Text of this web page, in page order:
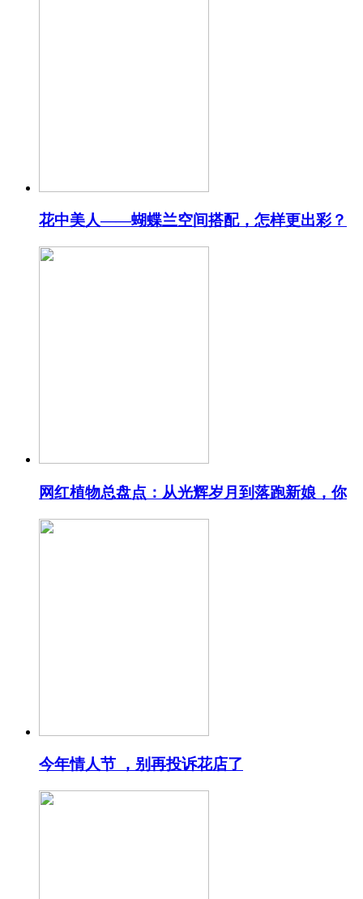
花中美人——蝴蝶兰空间搭配，怎样更出彩？
网红植物总盘点：从光辉岁月到落跑新娘，你
今年情人节 ，别再投诉花店了